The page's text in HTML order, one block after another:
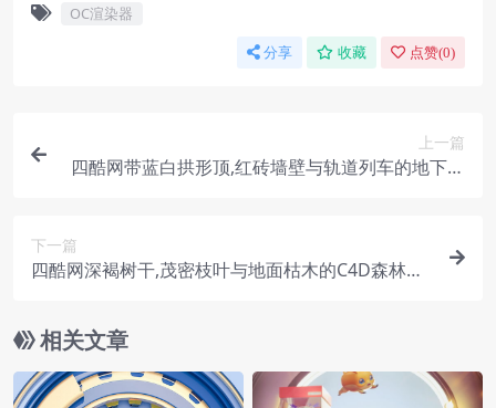
OC渲染器
分享 收藏 点赞(0)
上一篇
四酷网带蓝白拱形顶,红砖墙壁与轨道列车的地下隧
下一篇
四酷网深褐树干,茂密枝叶与地面枯木的C4D森林场
相关文章